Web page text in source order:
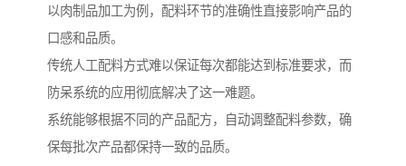
以肉制品加工为例，配料环节的准确性直接影响产品的
口感和品质。
传统人工配料方式难以保证每次都能达到标准要求，而
防呆系统的应用彻底解决了这一难题。
系统能够根据不同的产品配方，自动调整配料参数，确
保每批次产品都保持一致的品质。